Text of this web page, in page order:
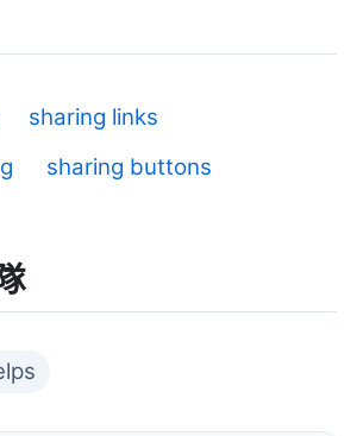
sharing links
sharing buttons